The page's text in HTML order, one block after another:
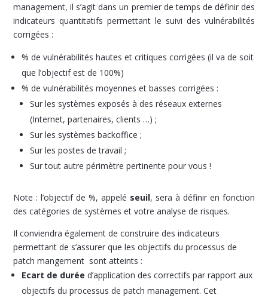
management, il s’agit dans un premier de temps de définir des
indicateurs quantitatifs permettant le suivi des vulnérabilités
corrigées :
% de vulnérabilités hautes et critiques corrigées (il va de soit
que l’objectif est de 100%)
% de vulnérabilités moyennes et basses corrigées :
Sur les systèmes exposés à des réseaux externes
(Internet, partenaires, clients …) ;
Sur les systèmes backoffice ;
Sur les postes de travail ;
Sur tout autre périmètre pertinente pour vous !
Note : l’objectif de %, appelé seuil, sera à définir en fonction
des catégories de systèmes et votre analyse de risques.
Il conviendra également de construire des indicateurs
permettant de s’assurer que les objectifs du processus de
patch mangement sont atteints :
Ecart de durée d’application des correctifs par rapport aux
objectifs du processus de patch management. Cet